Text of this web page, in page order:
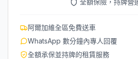
全額保險，持牌營
阿爾加維全區免費送車
WhatsApp 數分鐘內專人回覆
全額承保並持牌的租賃服務